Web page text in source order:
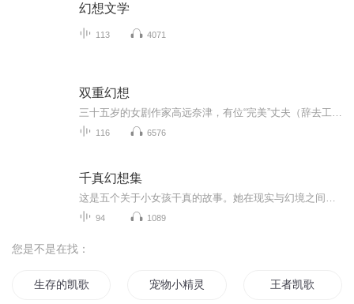
幻想文学
113 4071
双重幻想
116 6576
千真幻想集
94 1089
您是不是在找：
生存的凯歌 宠物小精灵之我是小凯 王者凯歌